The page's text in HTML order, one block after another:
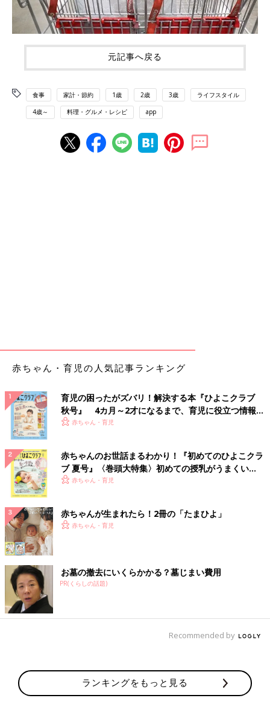
元記事へ戻る
食事 家計・節約 1歳 2歳 3歳 ライフスタイル
4歳～ 料理・グルメ・レシピ app
赤ちゃん・育児の人気記事ランキング
育児の困ったがズバリ！解決する本『ひよこクラブ
秋号』 4カ月～2才になるまで、育児に役立つ情報が
いっぱい！
赤ちゃん・育児
赤ちゃんのお世話まるわかり！『初めてのひよこクラ
ブ 夏号』〈巻頭大特集〉初めての授乳がうまくい
く！ おっぱい・ミルクの基本と夏のトラブル 解決テ
赤ちゃん・育児
赤ちゃんが生まれたら！2冊の「たまひよ」
赤ちゃん・育児
お墓の撤去にいくらかかる？墓じまい費用
PR(くらしの話題)
Recommended by
ランキングをもっと見る